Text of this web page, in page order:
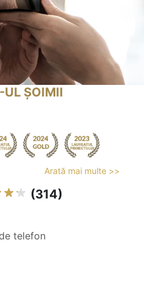
UL ȘOIMII
Arată mai multe >>
(314)
telefon